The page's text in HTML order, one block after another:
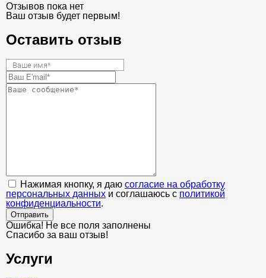
Отзывов пока нет
Ваш отзыв будет первым!
Оставить отзыв
Нажимая кнопку, я даю согласие на обработку
персональных данных и соглашаюсь с политикой
конфиденциальности.
Отправить
Ошибка! Не все поля заполнены
Спасибо за ваш отзыв!
Услуги